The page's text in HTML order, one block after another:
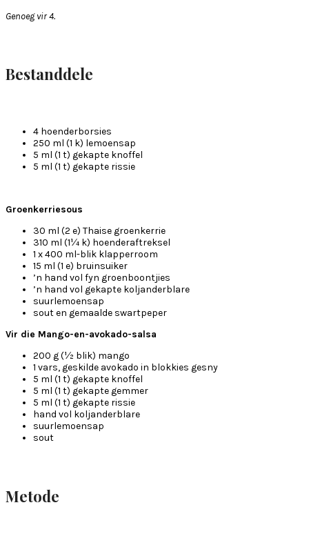
Genoeg vir 4.
Bestanddele
4 hoenderborsies
250 ml (1 k) lemoensap
5 ml (1 t) gekapte knoffel
5 ml (1 t) gekapte rissie
Groenkerriesous
30 ml (2 e) Thaise groenkerrie
310 ml (1¼ k) hoenderaftreksel
1 x 400 ml-blik klapperroom
15 ml (1 e) bruinsuiker
’n hand vol fyn groenboontjies
’n hand vol gekapte koljanderblare
suurlemoensap
sout en gemaalde swartpeper
Vir die Mango-en-avokado-salsa
200 g (½ blik) mango
1 vars, geskilde avokado in blokkies gesny
5 ml (1 t) gekapte knoffel
5 ml (1 t) gekapte gemmer
5 ml (1 t) gekapte rissie
hand vol koljanderblare
suurlemoensap
sout
Metode